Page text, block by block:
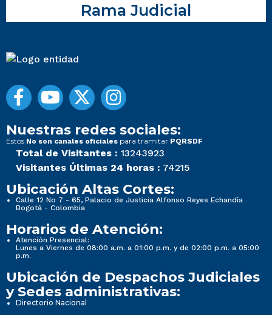
Rama Judicial
Nuestras redes sociales:
Estos No son canales oficiales para tramitar PQRSDF
Total de Visitantes : 13243923
Visitantes Últimas 24 horas : 74215
Ubicación Altas Cortes:
Calle 12 No 7 - 65, Palacio de Justicia Alfonso Reyes Echandía
Bogotá - Colombia
Horarios de Atención:
Atención Presencial:
Lunes a Viernes de 08:00 a.m. a 01:00 p.m. y de 02:00 p.m. a 05:00
p.m.
Ubicación de Despachos Judiciales
y Sedes administrativas:
Directorio Nacional